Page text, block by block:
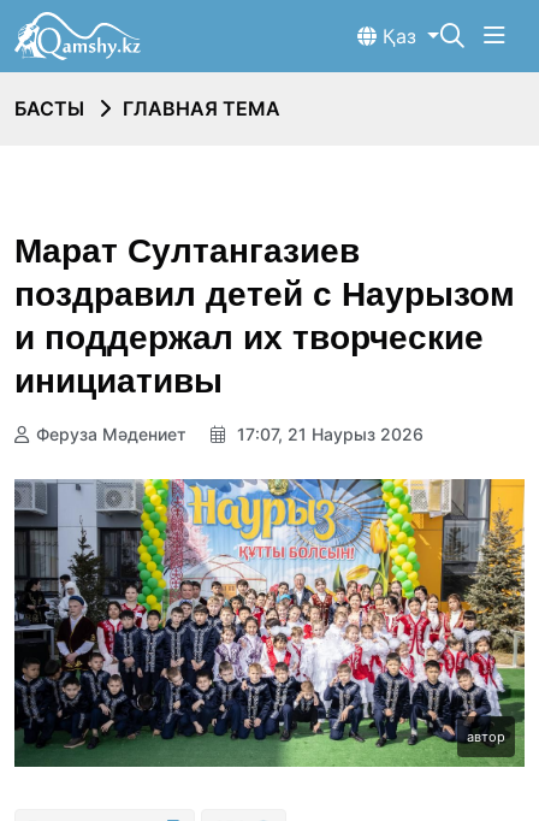
Қаз
БАСТЫ ГЛАВНАЯ ТЕМА
Марат Султангазиев
поздравил детей с Наурызом
и поддержал их творческие
инициативы
Феруза Мәдениет 17:07, 21 Наурыз 2026
автор